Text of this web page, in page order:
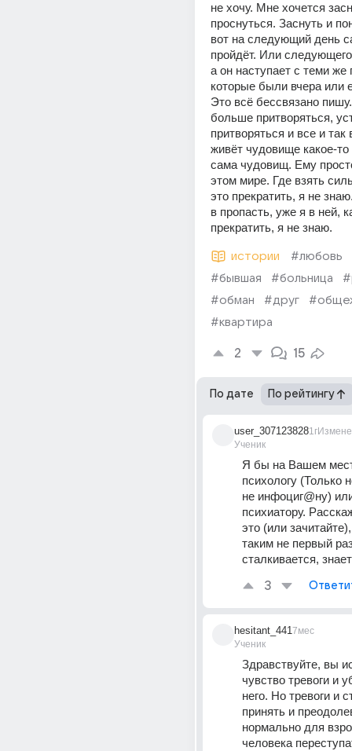
не хочу. Мне хочется
проснуться. Заснуть и
вот на следующий день
пройдёт. Или
а он наступает с теми
которые были вчера или
Это всё бессвязано
больше притворяться,
притворяться и все и
живёт чудовище какое-то
сама чудовищ. Ему
этом мире. Где взять
это прекратить, я не
в пропасть, уже я в ней,
прекратить, я не знаю.
истории
#любовь
#бывшая
#больница
#обман
#друг
#квартира
2 15
По дате По рейтингу
user_307123828
Ученик
1г
Я бы на Вашем
психологу (Только
не инфоциг@ну)
психиатору.
это (или
таким не первый
сталкивается,
3
hesitant_441
Ученик
7мес
Здравствуйте, вы
чувство тревоги и
него. Но тревоги и
принять и
нормально для
человека